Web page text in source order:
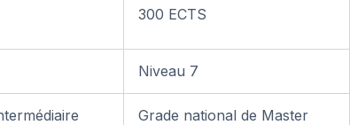
300 ECTS
Niveau 7
Grade national de Master